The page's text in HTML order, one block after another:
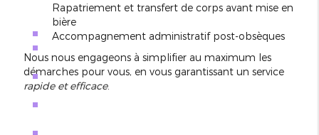
Rapatriement et transfert de corps avant mise en
bière
Accompagnement administratif post-obsèques
Nous nous engageons à simplifier au maximum les
démarches pour vous, en vous garantissant un service
rapide et efficace.